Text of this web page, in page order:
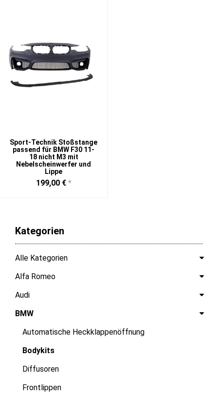
Sport-Technik Stoßstange
passend für BMW F30 11-
18 nicht M3 mit
Nebelscheinwerfer und
Lippe
199,00 € *
Kategorien
Alle Kategorien
Alfa Romeo
Audi
BMW
Automatische Heckklappenöffnung
Bodykits
Diffusoren
Frontlippen